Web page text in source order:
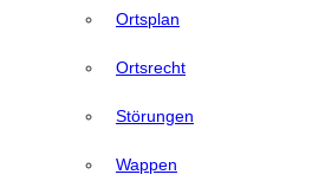
Ortsplan
Ortsrecht
Störungen
Wappen